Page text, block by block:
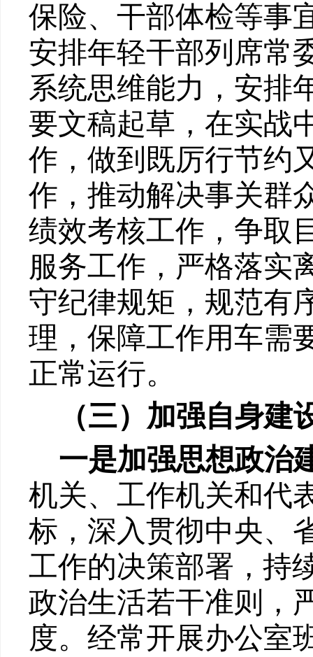
保险、干部体检等事
安排年轻干部列席常
系统思维能力， 安排
要文稿起草，在实战
作，做到既厉行节约
作 ，推动解决事关
绩效考核工作，争取
服务工作，严格落实
守纪律规矩，规范有
理，保障工作用车需
正常运行。
（三） 加强自身建
一是加强思想政治
机关、工作机关和代
标，深入贯彻中央、
工作的决策部署，持
政治生活若干准则，
度。经常开展办公室